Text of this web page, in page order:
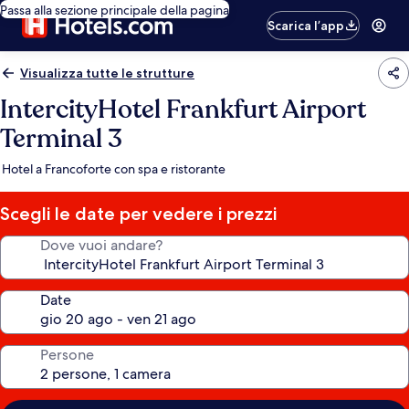
Passa alla sezione principale della pagina
Scarica l’app
Visualizza tutte le strutture
IntercityHotel Frankfurt Airport
Terminal 3
Hotel a Francoforte con spa e ristorante
Scegli le date per vedere i prezzi
Dove vuoi andare?
Date
Persone